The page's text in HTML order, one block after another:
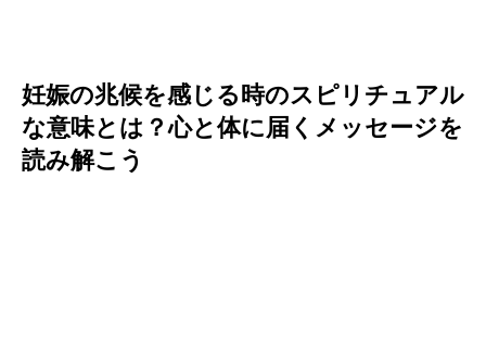
妊娠の兆候を感じる時のスピリチュアル
な意味とは？心と体に届くメッセージを
読み解こう